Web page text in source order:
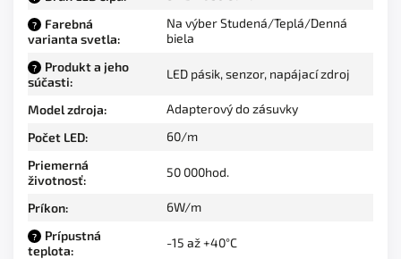
?
Farebná
varianta svetla:
Na výber Studená/Teplá/Denná
biela
?
Produkt a jeho
súčasti:
LED pásik, senzor, napájací zdroj
Model zdroja:
Adapterový do zásuvky
Počet LED:
60/m
Priemerná
životnosť:
50 000hod.
Príkon: 6W/m
?
Prípustná
teplota:
-15 až +40°C